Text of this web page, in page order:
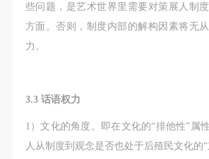
些问题，是艺术世界里需要对策展人制
方面。否则，制度内部的解构因素将无
力。
3.3 话语权力
1）文化的角度。即在文化的“排他性”属
人从制度到观念是否也处于后殖民文化的